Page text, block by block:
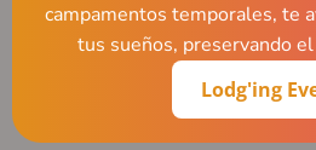
campamentos temporales, te
tus sueños, preservando
Lodg'ing